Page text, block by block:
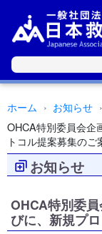
ホーム
お知らせ
OHCA特別委員会企
トコル提案募集のご
お知らせ
OHCA特別委
びに、新規プ